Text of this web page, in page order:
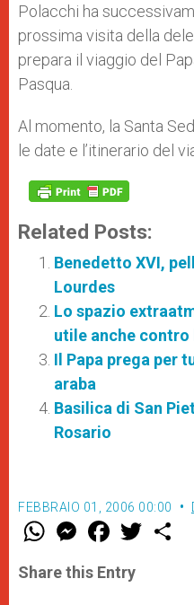
Polacchi ha
prossima visita della
prepara il viaggio del
Pasqua.
Al momento, la Santa
le date e l’itinerario del
Related Posts:
Benedetto XVI,
Lourdes
Lo spazio
utile anche
Il Papa prega per
araba
Basilica di San
Rosario
FEBBRAIO 01, 2006 00:00
W
t
s
M
e
s
e
F
a
e
b
w
Share this Entry